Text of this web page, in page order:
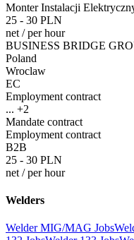
Monter Instalacji
25 - 30 PLN
net /per hour
BUSINESS BRIDGE
Poland
Wroclaw
EC
Employment contract
... +2
Mandate contract
Employment contract
B2B
25 - 30 PLN
net /per hour
Welders
Welder MIG/MAG Jobs